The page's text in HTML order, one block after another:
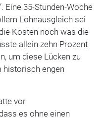
Eine 35-Stunden-Woche
Lohnausgleich sei
Kosten noch was die
allein zehn Prozent
um diese Lücken zu
historisch engen
vor
es ohne einen